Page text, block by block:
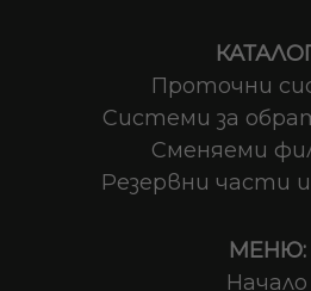
Проточни
Системи за
Сменяеми
Резервни части
МЕНЮ:
Начало